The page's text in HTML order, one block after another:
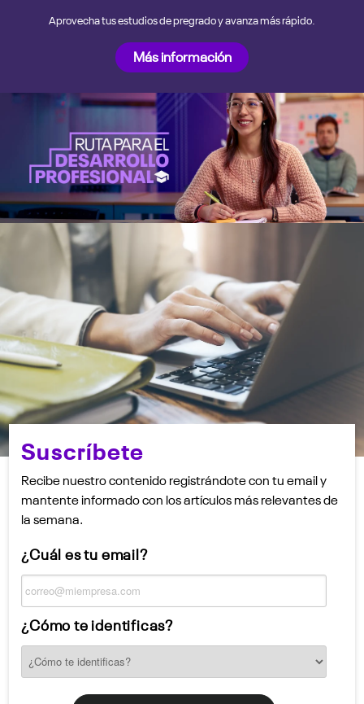
Aprovecha tus estudios de pregrado y avanza más rápido.
Más información
Suscríbete
Recibe nuestro contenido registrándote con tu email y
mantente informado con los artículos más relevantes de
la semana.
¿Cuál es tu email?
¿Cómo te identificas?